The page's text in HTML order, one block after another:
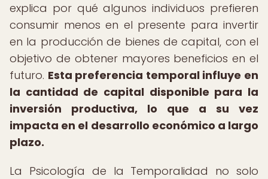
explica por qué algunos individuos prefieren
consumir menos en el presente para invertir
en la producción de bienes de capital, con el
objetivo de obtener mayores beneficios en el
futuro. Esta preferencia temporal influye en
la cantidad de capital disponible para la
inversión productiva, lo que a su vez
impacta en el desarrollo económico a largo
plazo.
La Psicología de la Temporalidad no solo